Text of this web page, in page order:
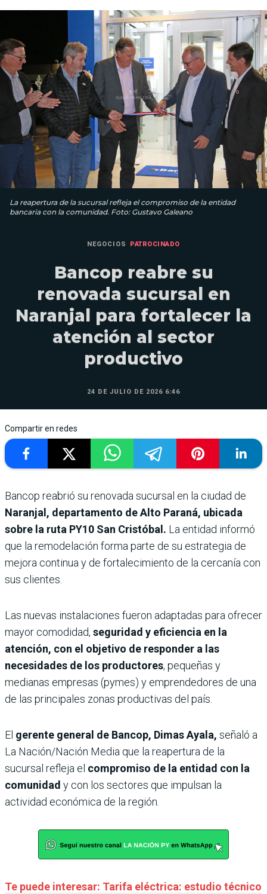
La reapertura de la sucursal refleja el compromiso de la entidad
bancaria con la comunidad. Foto: Gustavo Galeano
NEGOCIOS PATROCINADO
Bancop reabre su
renovada sucursal en
Naranjal para fortalecer la
atención al sector
productivo
24 DE JULIO DE 2026 6:46
Compartir en redes
Bancop reabrió su renovada sucursal en la ciudad de
Naranjal, departamento de Alto Paraná, ubicada
sobre la ruta PY10 San Cristóbal. La entidad informó
que la remodelación forma parte de su estrategia de
mejora continua y de fortalecimiento de la cercanía con
sus clientes.
Las nuevas instalaciones fueron adaptadas para ofrecer
mayor comodidad, seguridad y eficiencia en la
atención, con el objetivo de responder a las
necesidades de los productores, pequeñas y
medianas empresas (pymes) y emprendedores de una
de las principales zonas productivas del país.
El gerente general de Bancop, Dimas Ayala, señaló a
La Nación/Nación Media que la reapertura de la
sucursal refleja el compromiso de la entidad con la
comunidad y con los sectores que impulsan la
actividad económica de la región.
Te puede interesar: Tarifa eléctrica: estudio técnico